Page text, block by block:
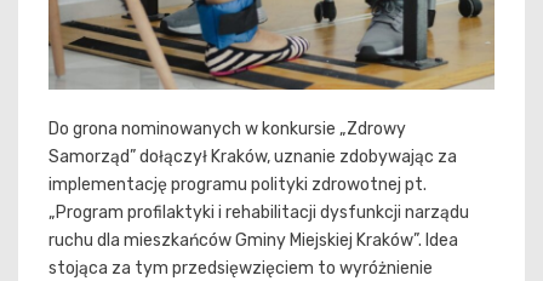
Do grona nominowanych w konkursie „Zdrowy
Samorząd” dołączył Kraków, uznanie zdobywając za
implementację programu polityki zdrowotnej pt.
„Program profilaktyki i rehabilitacji dysfunkcji narządu
ruchu dla mieszkańców Gminy Miejskiej Kraków”. Idea
stojąca za tym przedsięwzięciem to wyróżnienie